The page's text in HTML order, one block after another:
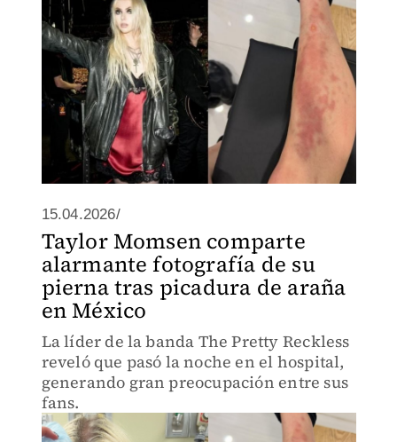
15.04.2026/
Taylor Momsen comparte
alarmante fotografía de su
pierna tras picadura de araña
en México
La líder de la banda The Pretty Reckless
reveló que pasó la noche en el hospital,
generando gran preocupación entre sus
fans.